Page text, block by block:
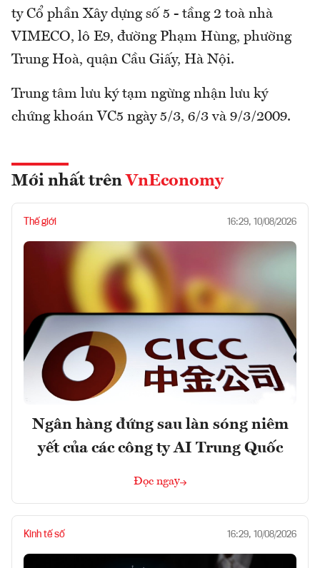
ty Cổ phần Xây dựng số 5 - tầng 2 toà nhà
VIMECO, lô E9, đường Phạm Hùng, phường
Trung Hoà, quận Cầu Giấy, Hà Nội.
Trung tâm lưu ký tạm ngừng nhận lưu ký
chứng khoán VC5 ngày 5/3, 6/3 và 9/3/2009.
Mới nhất trên VnEconomy
Thế giới 16:29, 10/08/2026
Ngân hàng đứng sau làn sóng niêm
yết của các công ty AI Trung Quốc
Đọc ngay
Kinh tế số 16:29, 10/08/2026